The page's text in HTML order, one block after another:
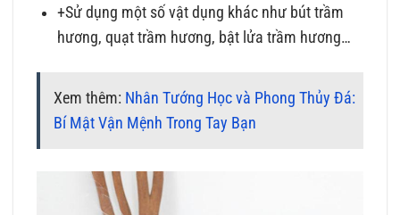
+Sử dụng một số vật dụng khác như bút trầm
hương, quạt trầm hương, bật lửa trầm hương…
Xem thêm: Nhân Tướng Học và Phong Thủy Đá:
Bí Mật Vận Mệnh Trong Tay Bạn